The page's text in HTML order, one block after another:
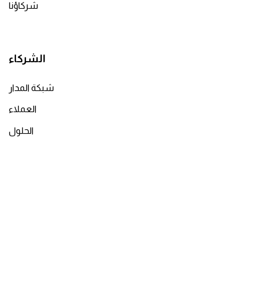
شركاؤنا
الشركاء
شبكة المدار
العملاء
الحلول